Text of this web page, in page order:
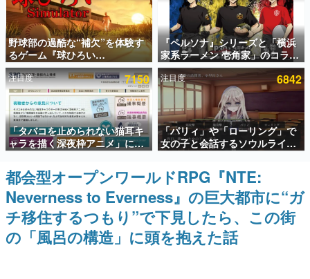
電ファミのいま読まれている記事ランキング
アプリセール情報
インタビュー
連載・特集一覧
殿堂入り記事
SNS拡散数が数千以上！ ページビュー数万以上！ などな
ど。多くの人々に読まれた、電ファミ渾身の“殿堂入り”記
事をまとめました。
ゲームの企画書
名作ゲームクリエイターの方々に製作時のエピソードをお
聞きし、ヒットする企画（ゲーム）とは何か？を探ってい
赫本
この物語を解いてはいけない。『赫本』は、〈試験問題〉
野球部の過酷な“補欠”を体験す
るゲーム『球ひろい
Simulator』が「1件」のウィッ
シュリストをもとにチェコ語に
対応しSNSで話題に。『キング
ダム・カム』開発元やチェコの
プロ野球選手から称賛の声
『ペルソナ』シリーズと「横浜
家系ラーメン 壱角家」のコラボ
が8月21日から開催。”はがく
れ”風とんこつラーメンや、おい
しく食べられるカレーラーメン
がラインナップ
注目度 7150
「タバコを止められない猫耳キ
ャラを描く深夜枠アニメ」に視
聴者の一部から批判意見。違法
薬物の使用と思しき描写も含め
て、BPOが議論を交わす
注目度 6842
「パリィ」や「ローリング」で
女の子と会話するソウルライク
恋愛ゲーム『小早川さんはソウ
ルライク』無料公開。返事に失
敗すると「YOU DIED」
都会型オープンワールドRPG『NTE:
Neverness to Everness』の巨大都市に“ガ
チ移住するつもり”で下見したら、この街
の「風呂の構造」に頭を抱えた話